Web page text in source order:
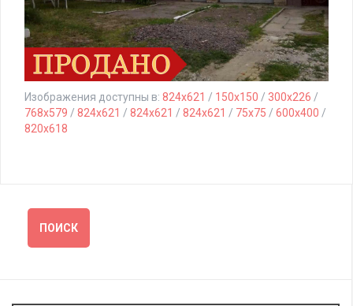
Изображения доступны в: 824x621 / 150x150 / 300x226 /
768x579 / 824x621 / 824x621 / 824x621 / 75x75 / 600x400 /
820x618